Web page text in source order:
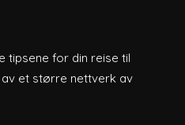
tipsene for din reise til
et større nettverk av